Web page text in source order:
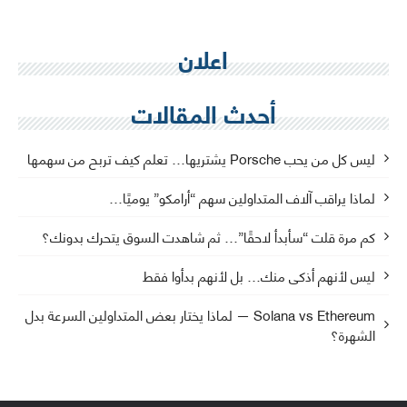
اعلان
أحدث المقالات
ليس كل من يحب Porsche يشتريها… تعلم كيف تربح من سهمها
لماذا يراقب آلاف المتداولين سهم “أرامكو” يوميًا…
كم مرة قلت “سأبدأ لاحقًا”… ثم شاهدت السوق يتحرك بدونك؟
ليس لأنهم أذكى منك… بل لأنهم بدأوا فقط
Solana vs Ethereum — لماذا يختار بعض المتداولين السرعة بدل
الشهرة؟